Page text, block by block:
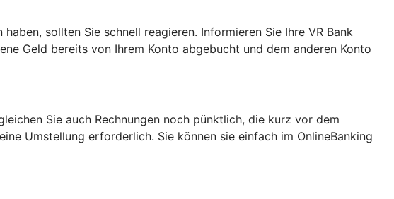
sollten Sie schnell reagieren. Informieren Sie Ihre VR Bank
Geld bereits von Ihrem Konto abgebucht und dem anderen Konto
Sie auch Rechnungen noch pünktlich, die kurz vor dem
Umstellung erforderlich. Sie können sie einfach im OnlineBanking